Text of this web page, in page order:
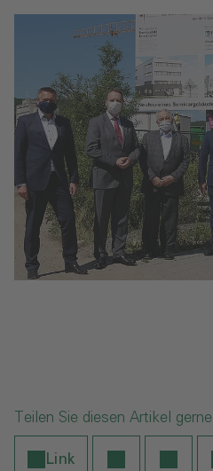
Teilen Sie diesen Artikel gerne
Link